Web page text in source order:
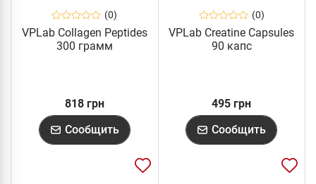
(0)
VPLab Collagen Peptides
300 грамм
818 грн
Сообщить
(0)
VPLab Creatine Capsules
90 капс
495 грн
Сообщить